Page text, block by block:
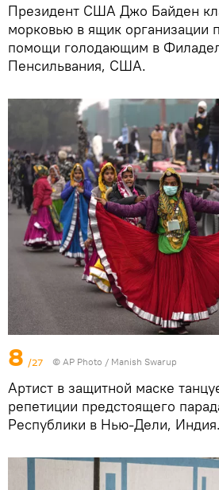
Президент США Джо Байден
морковью в ящик организации
помощи голодающим в
Пенсильвания, США.
8 /27 © AP Photo / Manish Swarup
Артист в защитной маске
репетиции предстоящего
Республики в Нью-Дели, Индия.